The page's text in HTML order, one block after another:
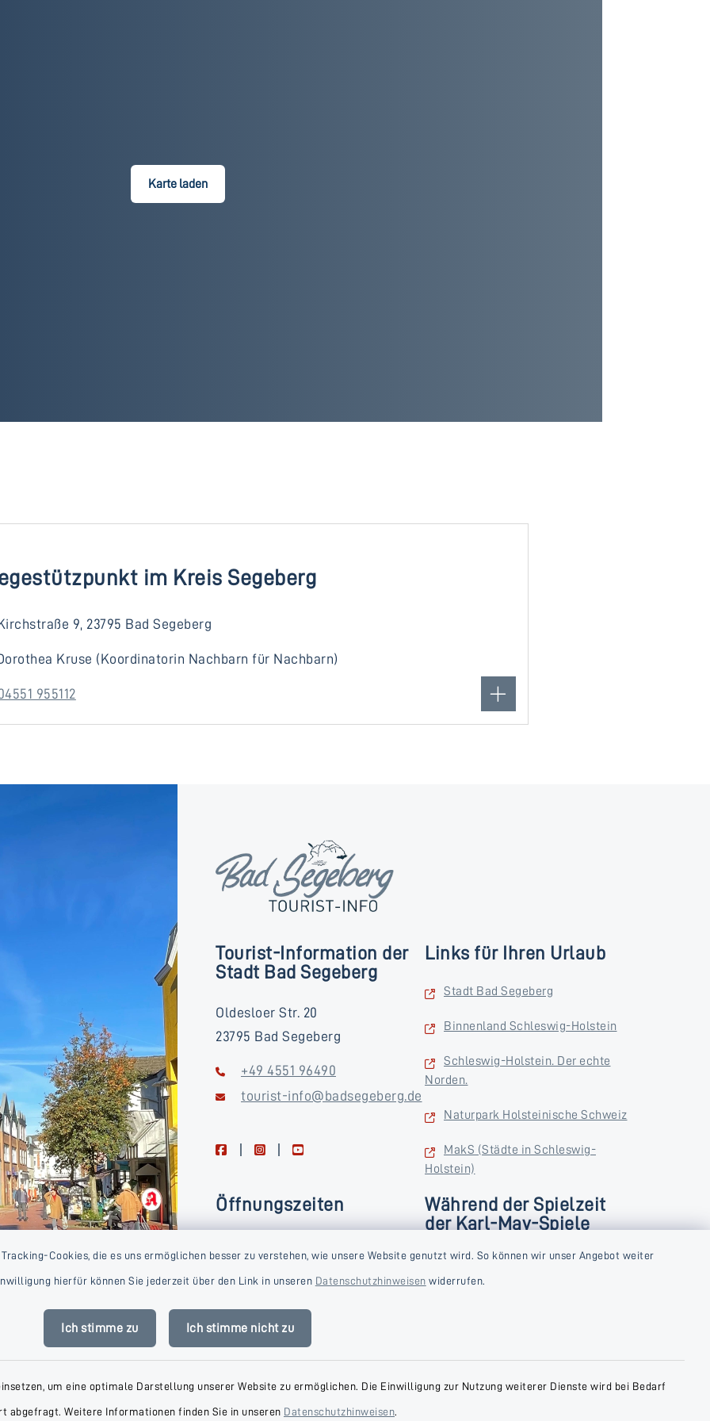
Cookies, die es uns ermöglichen besser zu verstehen, wie unsere Website genutzt wird. So können wir unser Angebot weiter
hierfür können Sie jederzeit über den Link in unseren Datenschutzhinweisen widerrufen.
Ich stimme zu Ich stimme nicht zu
um eine optimale Darstellung unserer Website zu ermöglichen. Die Einwilligung zur Nutzung weiterer Dienste wird bei Bedarf
abgefragt. Weitere Informationen finden Sie in unseren Datenschutzhinweisen.
Karte laden
im Kreis Segeberg
9, 23795 Bad Segeberg
Kruse (Koordinatorin Nachbarn für Nachbarn)
955112
Tourist-Information der
Stadt Bad Segeberg
Oldesloer Str. 20
23795 Bad Segeberg
+49 4551 96490
tourist-info@badsegeberg.de
facebookinstagramyoutube
Links für Ihren Urlaub
Stadt Bad Segeberg
Binnenland Schleswig-Holstein
Schleswig-Holstein. Der echte
Norden.
Naturpark Holsteinische Schweiz
MakS (Städte in Schleswig-
Holstein)
Öffnungszeiten
Freitag
09:00-16:00 Uhr
Mittwoch
09:00-14:00 Uhr
Während der Spielzeit
der Karl-May-Spiele
Donnerstag und Freitag